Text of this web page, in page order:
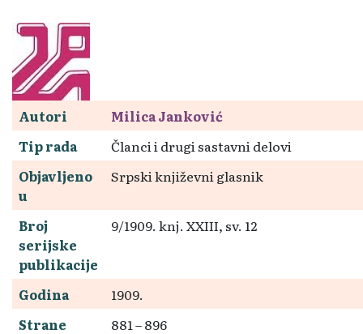
Autori
Milica Janković
Tip rada
Članci i drugi sastavni delovi
Objavljeno
u
Srpski književni glasnik
Broj
serijske
publikacije
9/1909. knj. XXIII, sv. 12
Godina
1909.
Strane
881 – 896